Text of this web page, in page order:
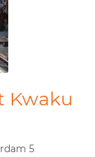
Kwaku
5